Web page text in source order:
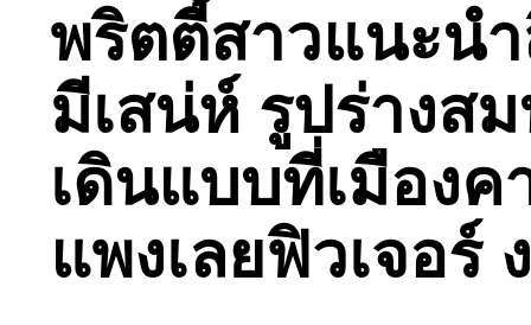
พริตตี้สาวแนะน
มีเสน่ห์ รูปร่างส
เดินแบบที่เมือง
แพงเลยฟิวเจอร์